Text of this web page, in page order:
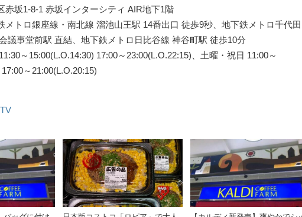
赤坂1-8-1 赤坂インターシティ AIR地下1階
メトロ銀座線・南北線 溜池山王駅 14番出口 徒歩9秒、地下鉄メトロ千代田
議事堂前駅 直結、地下鉄メトロ日比谷線 神谷町駅 徒歩10分
～15:00(L.O.14:30) 17:00～23:00(L.O.22:15)、土曜・祝日 11:00～
～21:00(L.O.20:15)